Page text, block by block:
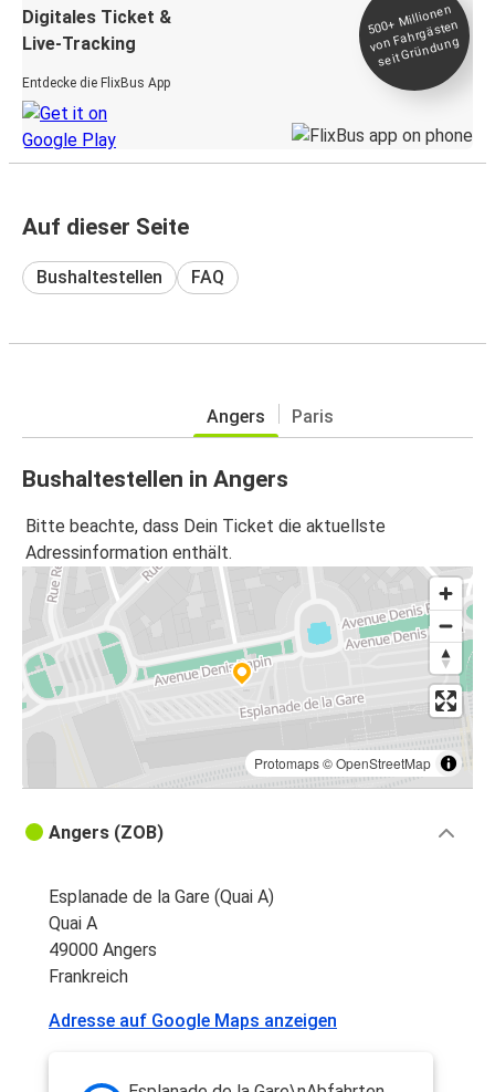
Digitales Ticket &
Live-Tracking
Entdecke die FlixBus App
500+
Millionen
von Fahrgästen
seit
Gründung
Auf dieser Seite
Bushaltestellen FAQ
Angers Paris
Bushaltestellen in Angers
Bitte beachte, dass Dein Ticket die aktuellste
Adressinformation enthält.
Protomaps©OpenStreetMap
Angers (ZOB)
Esplanade de la Gare (Quai A)
Quai A
49000 Angers
Frankreich
Adresse auf Google Maps anzeigen